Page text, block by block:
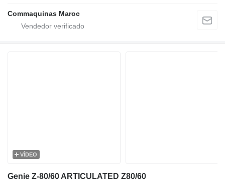
Commaquinas Maroc
VÍDEO
Genie Z-80/60 ARTICULATED Z80/60